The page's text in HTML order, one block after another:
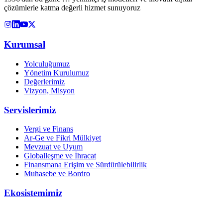
çözümlerle katma değerli hizmet sunuyoruz
Kurumsal
Yolculuğumuz
Yönetim Kurulumuz
Değerlerimiz
Vizyon, Misyon
Servislerimiz
Vergi ve Finans
Ar-Ge ve Fikri Mülkiyet
Mevzuat ve Uyum
Globalleşme ve İhracat
Finansmana Erişim ve Sürdürülebilirlik
Muhasebe ve Bordro
Ekosistemimiz